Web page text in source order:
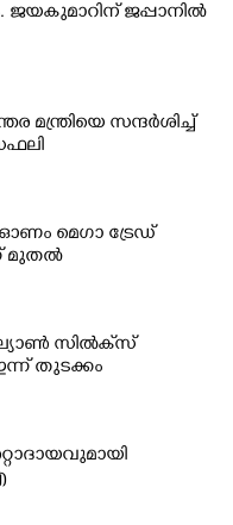
ജയകുമാറിന് ജപ്പാനിൽ
മന്ത്രിയെ സന്ദർശിച്ച്
മെഗാ ട്രേഡ്
മുതൽ
സിൽക്‌സ്
തുടക്കം